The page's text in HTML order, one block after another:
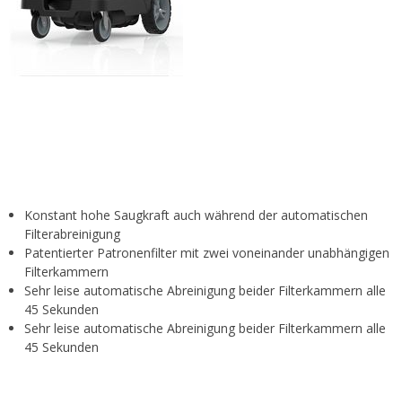
Konstant hohe Saugkraft auch während der automatischen
Filterabreinigung
Patentierter Patronenfilter mit zwei voneinander unabhängigen
Filterkammern
Sehr leise automatische Abreinigung beider Filterkammern alle
45 Sekunden
Sehr leise automatische Abreinigung beider Filterkammern alle
45 Sekunden